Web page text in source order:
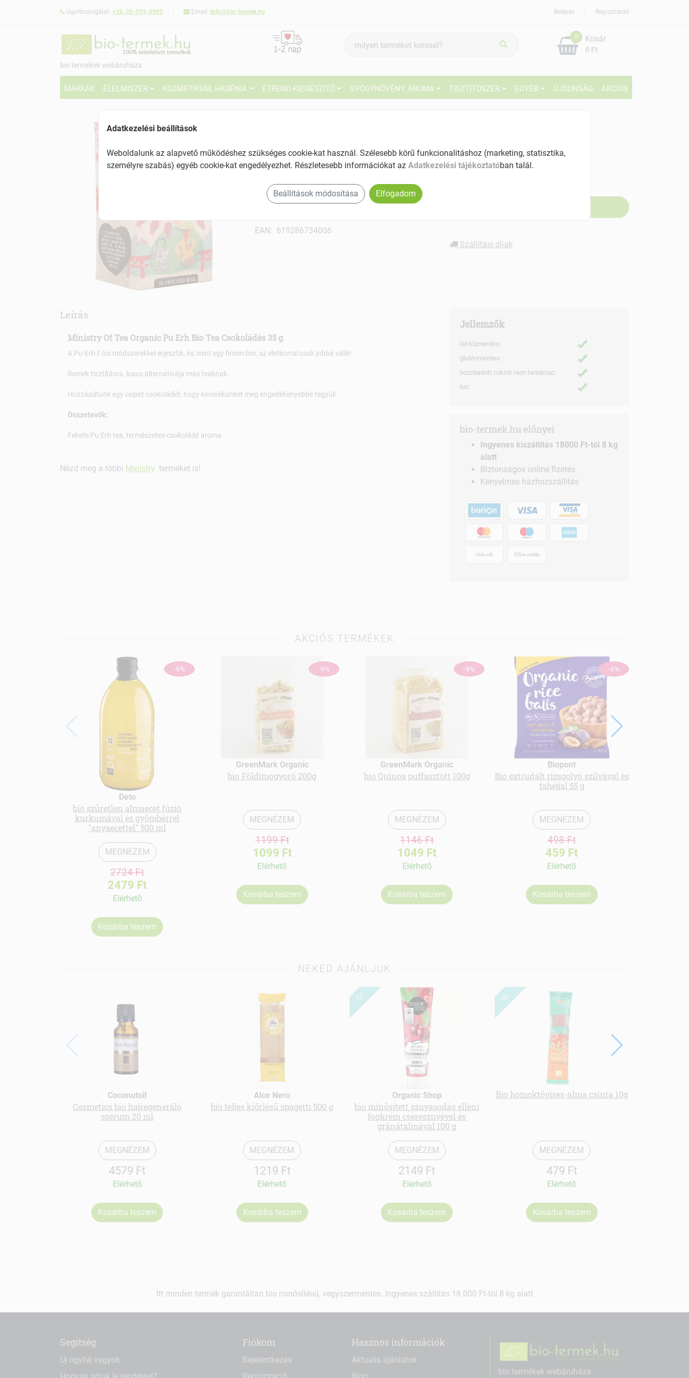
Ügyfélszolgálat: +36-20-593-0902 Email: info@bio-termek.hu Regisztráció
Belépés
bio termékek webáruháza
keresés
0
0 Ft
Kosár
MÁRKÁK ÉLELMISZER KOZMETIKUM, HIGIÉNIA ÉTREND-KIEGÉSZÍTŐ GYÓGYNÖVÉNY, AROMA TISZTÍTÓSZER EGYÉB ÚJDONSÁG AKCIÓS
Csokoládés fekete tea
Tisztító kúrákhoz tökéletes
EAN: 619286734006
Készletinformáció:
Szállítási díjak
Leírás
Ministry Of Tea Organic Pu Erh Bio Tea Csokoládés 35 g
A Pu-Erh-t ősi módszerekkel erjesztik, és, mint egy finom bor, az életkorral csak jobbá válik!
Remek tisztításra, luxus alternatívája más teáknak.
Hozzáadtunk egy csipet csokoládét, hogy keverékünket még engedékenyebbé tegyük.
Összetevők:
Fekete Pu Erh tea, természetes csokoládé aroma.
Nézd meg a többi Ministry terméket is!
Jellemzők
laktózmentes:
gluténmentes:
hozzáadott cukrot nem tartalmaz:
bio:
bio-termek.hu előnyei
Ingyenes kiszállítás 18000 Ft-tól 8 kg
alatt
Biztonságos online fizetés
Kényelmes házhozszállítás
Utánvét Előre utalás
AKCIÓS TERMÉKEK
-9%
Deto
bio szűretlen almaecet fúzió
kurkumával és gyömbérrel
"anyaecettel" 500 ml
MEGNÉZEM
2724 Ft
2479 Ft
Elérhetõ
Kosárba teszem
-9%
GreenMark Organic
bio Földimogyoró 200g
MEGNÉZEM
1199 Ft
1099 Ft
Elérhetõ
Kosárba teszem
-9%
GreenMark Organic
bio Quinoa puffasztott 100g
MEGNÉZEM
1146 Ft
1049 Ft
Elérhetõ
Kosárba teszem
-9%
Biopont
Bio extrudált rizsgolyó szilvával és
fahéjjal 55 g
MEGNÉZEM
498 Ft
459 Ft
Elérhetõ
Kosárba teszem
NEKED AJÁNLJUK
Coconutoil
Cosmetics bio hajregeneráló
szérum 20 ml
MEGNÉZEM
4579 Ft
Elérhetõ
Kosárba teszem
Alce Nero
bio teljes kiőrlésű spagetti 500 g
MEGNÉZEM
1219 Ft
Elérhetõ
Kosárba teszem
ÚJ
Organic Shop
bio minősített szuvasodás elleni
fogkrém cseresznyével és
gránátalmával 100 g
MEGNÉZEM
2149 Ft
Elérhetõ
Kosárba teszem
ÚJ
Bio homoktövises-alma csinta 10g
MEGNÉZEM
479 Ft
Elérhetõ
Kosárba teszem
Itt minden termék garantáltan bio minősítésű, vegyszermentes. Ingyenes szállítás 18.000 Ft-tól 8 kg alatt
Segítség
Új ügyfél vagyok
Hogyan adjak le rendelést?
Fiókom
Bejelentkezés
Regisztráció
Hasznos információk
Aktuális ajánlatok
Blog
bio termékek webáruháza
Adatkezelési beállítások
Weboldalunk az alapvető működéshez szükséges cookie-kat használ. Szélesebb körű funkcionalitáshoz (marketing, statisztika,
személyre szabás) egyéb cookie-kat engedélyezhet. Részletesebb információkat az Adatkezelési tájékoztatóban talál.
Beállítások módosítása Elfogadom